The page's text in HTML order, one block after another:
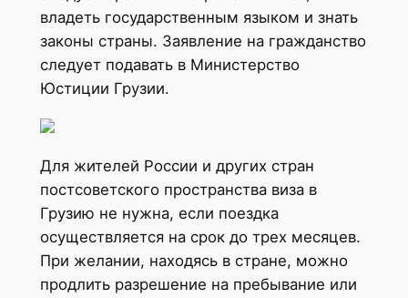
владеть государственным языком и знать
законы страны. Заявление на гражданство
следует подавать в Министерство
Юстиции Грузии.
Для жителей России и других стран
постсоветского пространства виза в
Грузию не нужна, если поездка
осуществляется на срок до трех месяцев.
При желании, находясь в стране, можно
продлить разрешение на пребывание или